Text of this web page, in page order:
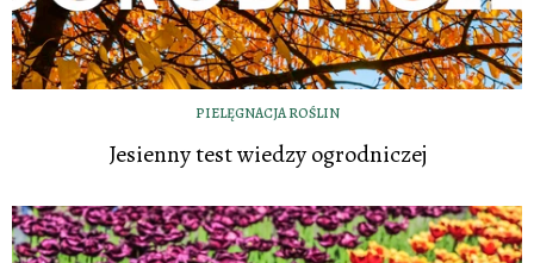
PIELĘGNACJA ROŚLIN
Jesienny test wiedzy ogrodniczej